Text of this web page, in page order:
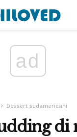
ad
Dessert sudamericani
di